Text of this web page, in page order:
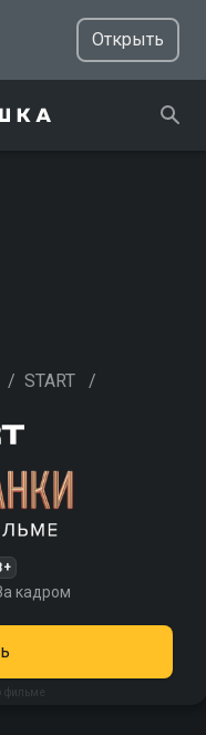
Открыть
/ START /
кадром